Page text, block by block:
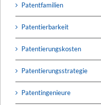
Patentfamilien
Patentierbarkeit
Patentierungskosten
Patentierungsstrategie
Patentingenieure